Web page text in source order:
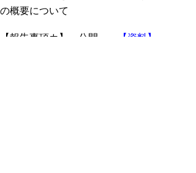
の概要について
【報告事項カ】 公開
【資料】